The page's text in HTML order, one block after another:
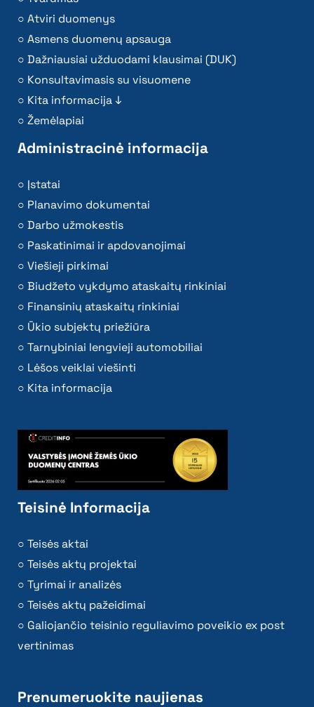
Atviri duomenys
Asmens duomenų apsauga
Dažniausiai užduodami klausimai (DUK)
Konsultavimasis su visuomene
Kita informacija ↓
Žemėlapiai
Administracinė informacija
Įstatai
Planavimo dokumentai
Darbo užmokestis
Paskatinimai ir apdovanojimai
Viešieji pirkimai
Biudžeto vykdymo ataskaitų rinkiniai
Finansinių ataskaitų rinkiniai
Ūkio subjektų priežiūra
Tarnybiniai lengvieji automobiliai
Lėšos veiklai viešinti
Kita informacija
Teisinė Informacija
Teisės aktai
Teisės aktų projektai
Tyrimai ir analizės
Teisės aktų pažeidimai
Galiojančio teisinio reguliavimo poveikio ex post
vertinimas
Prenumeruokite naujienas